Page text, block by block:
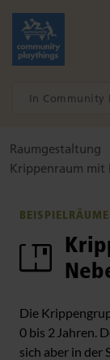
Raumgestaltung
Krippenraum mit
BEISPIELRÄUME
Die
0 bis 2 Jahren.
sich aber in der